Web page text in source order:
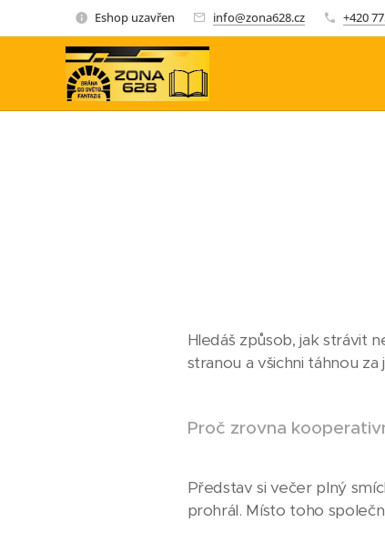
Eshop uzavřen info@zona628.cz +420
Hledáš způsob, jak strávit
stranou a všichni táhnou
Proč zrovna
Představ si večer plný
prohrál. Místo toho